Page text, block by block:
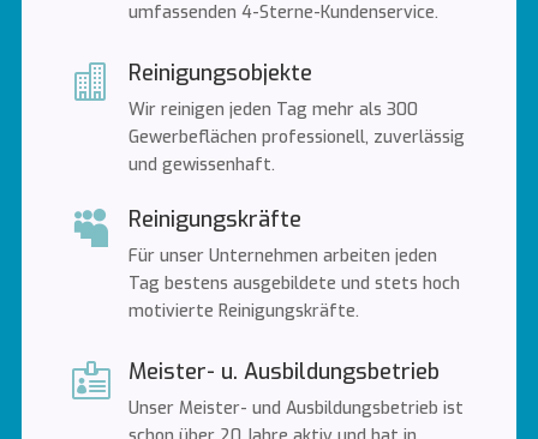
umfassenden 4-Sterne-Kundenservice.
 Reinigungsobjekte
Wir reinigen jeden Tag mehr als 300
Gewerbeflächen professionell, zuverlässig
und gewissenhaft.
 Reinigungskräfte
Für unser Unternehmen arbeiten jeden
Tag bestens ausgebildete und stets hoch
motivierte Reinigungskräfte.
 Meister- u. Ausbildungsbetrieb
Unser Meister- und Ausbildungsbetrieb ist